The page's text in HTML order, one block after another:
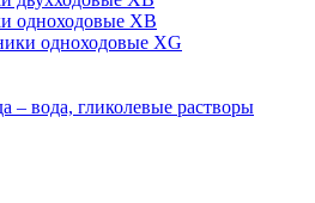
одноходовые ХВ
одноходовые ХG
– вода, гликолевые растворы